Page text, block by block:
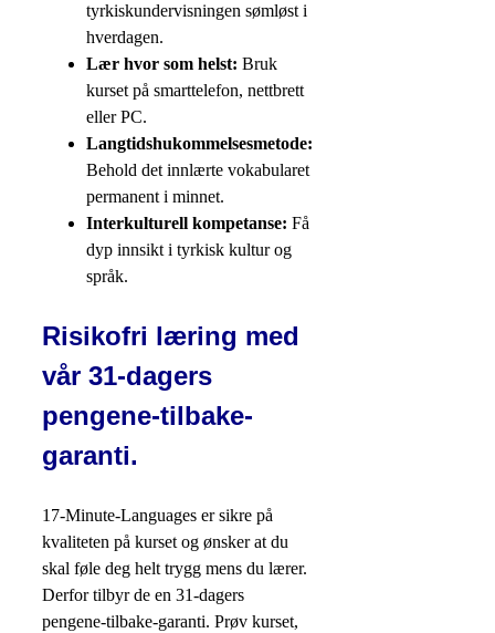
tyrkiskundervisningen sømløst i
hverdagen.
Lær hvor som helst: Bruk
kurset på smarttelefon, nettbrett
eller PC.
Langtidshukommelsesmetode:
Behold det innlærte vokabularet
permanent i minnet.
Interkulturell kompetanse: Få
dyp innsikt i tyrkisk kultur og
språk.
Risikofri læring med
vår 31-dagers
pengene-tilbake-
garanti.
17-Minute-Languages er sikre på
kvaliteten på kurset og ønsker at du
skal føle deg helt trygg mens du lærer.
Derfor tilbyr de en 31-dagers
pengene-tilbake-garanti. Prøv kurset,